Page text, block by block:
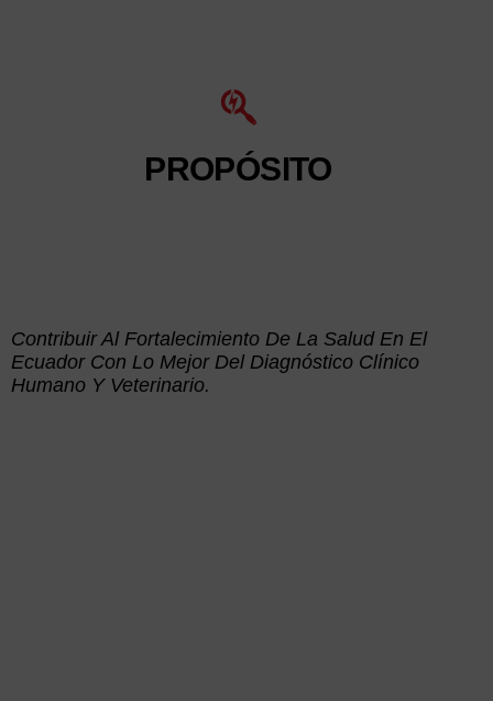
PROPÓSITO
Contribuir Al Fortalecimiento De La Salud En El
Ecuador Con Lo Mejor Del Diagnóstico Clínico
Humano Y Veterinario.